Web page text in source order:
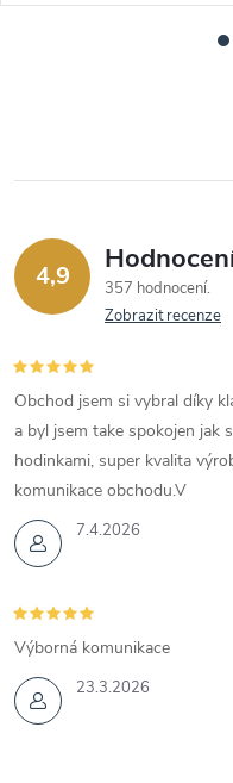
4,9
357 hodnocení
Zobrazit recenze
7.4.2026
Obchod jsem si vybral díky
a byl jsem take spokojen jak
hodinkami, super kvalita
komunikace obchodu.V
23.3.2026
Výborná komunikace